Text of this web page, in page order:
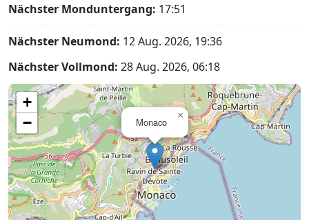
Nächster Monduntergang: 17:51
Nächster Neumond: 12 Aug. 2026, 19:36
Nächster Vollmond: 28 Aug. 2026, 06:18
Monaco
×
+
−